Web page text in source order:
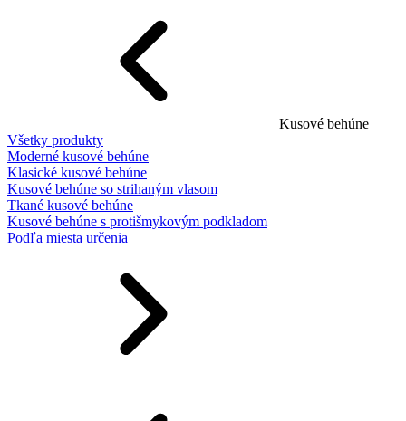
Kusové behúne
Všetky produkty
Moderné kusové behúne
Klasické kusové behúne
Kusové behúne so strihaným vlasom
Tkané kusové behúne
Kusové behúne s protišmykovým podkladom
Podľa miesta určenia